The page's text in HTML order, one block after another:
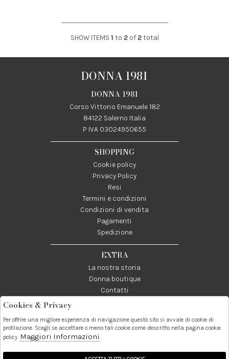
SHOW ITEMS 1 to 2of 2total
DONNA 1981
DONNA 1981
Corso Vittorio Emanuele 182
84122 Salerno Italia
P IVA 03024950655
SHOPPING
Cookie policy
Privacy Policy
Resi
Termini e condizioni
Condizioni di vendita
Pagamenti
Spedizione
EXTRA
La nostra storia
Donna boutique
Contatti
Telefono:
089237858
Whatsapp:
3338855601
Contatti:
info@donna1981.it
Cookies & Privacy
Per offrire una migliore esperienza di navigazione questo sito si avvale di cookie di
profilazione. Scegli se accettare o meno tali cookie come descritto nella pagina cookie
policy. Maggiori Informazioni